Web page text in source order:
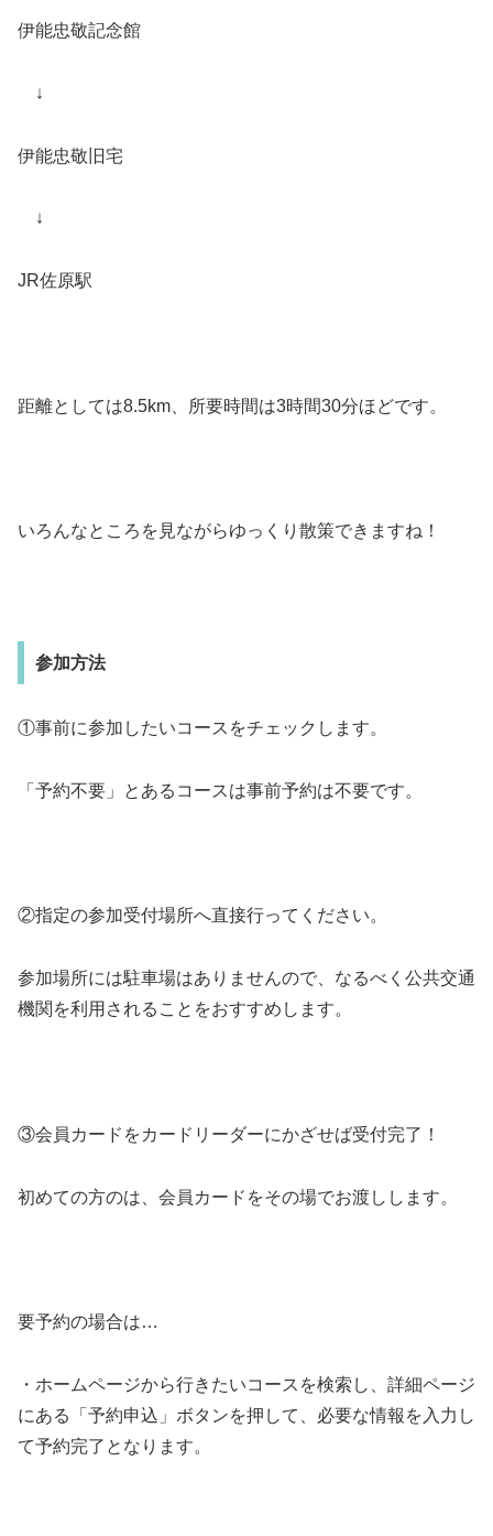
伊能忠敬記念館
↓
伊能忠敬旧宅
↓
JR佐原駅
距離としては8.5km、所要時間は3時間30分ほどです。
いろんなところを見ながらゆっくり散策できますね！
参加方法
①事前に参加したいコースをチェックします。
「予約不要」とあるコースは事前予約は不要です。
②指定の参加受付場所へ直接行ってください。
参加場所には駐車場はありませんので、なるべく公共交通
機関を利用されることをおすすめします。
③会員カードをカードリーダーにかざせば受付完了！
初めての方のは、会員カードをその場でお渡しします。
要予約の場合は…
・ホームページから行きたいコースを検索し、詳細ページ
にある「予約申込」ボタンを押して、必要な情報を入力し
て予約完了となります。